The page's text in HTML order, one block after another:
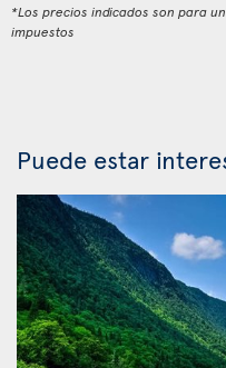
*Los precios indicados son para
impuestos
Puede estar